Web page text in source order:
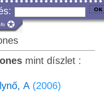
mint díszlet :
A (2006)